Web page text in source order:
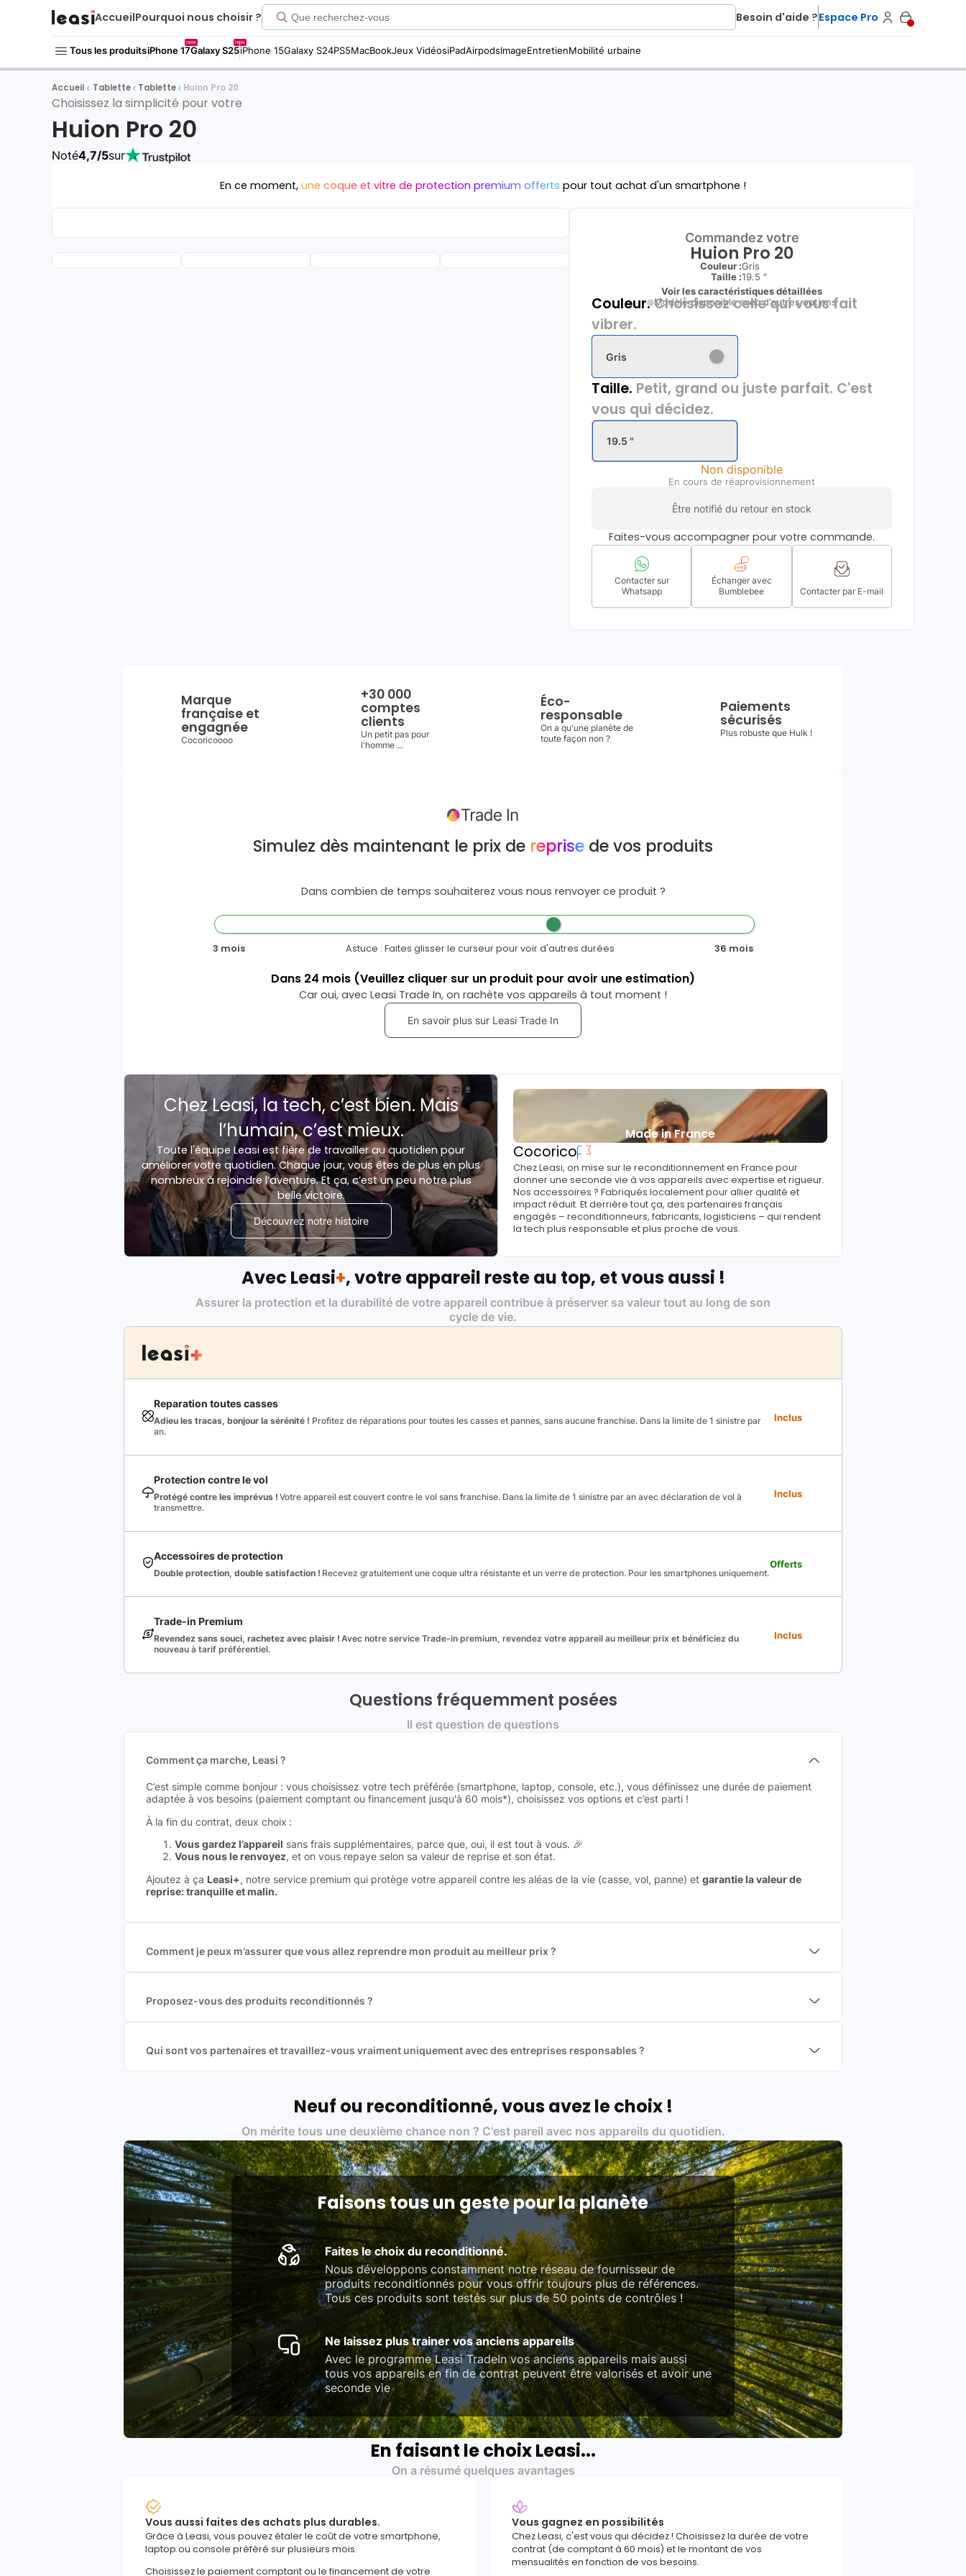
AccueilPourquoi nous choisir ? Besoin d'aide ?Espace Pro
Tous les produitsiPhone 17
new
Galaxy S25
new
iPhone 15Galaxy S24PS5MacBookJeux VidéosiPadAirpodsImageEntretienMobilité urbaine
Accueil Tablette Tablette Huion Pro 20
Choisissez la simplicité pour votre
Huion Pro 20
Noté4,7/5sur
En ce moment, une coque et vitre de protection premium offerts pour tout achat d'un smartphone !
Commandez votre
Huion Pro 20
Couleur :Gris
Taille :19.5 "
Voir les caractéristiques détaillées
Modèle disponible avec d'autres options
Couleur.Choisissez celle qui vous fait
vibrer.
Gris
Taille. Petit, grand ou juste parfait. C'est
vous qui décidez.
19.5 "
Non disponible
En cours de réaprovisionnement
Être notifié du retour en stock
Faites-vous accompagner pour votre commande.
Contacter sur
Whatsapp
Échanger avec
Bumblebee
Contacter par E-mail
Marque
française et
engagnée
Cocoricoooo
+30 000
comptes
clients
Un petit pas pour
l'homme ...
Éco-
responsable
On a qu'une planète de
toute façon non ?
Paiements
sécurisés
Plus robuste que Hulk !
Simulez dès maintenant le prix de reprise de vos produits
Dans combien de temps souhaiterez vous nous renvoyer ce produit ?
3 mois Astuce : Faites glisser le curseur pour voir d'autres durées 36 mois
Dans 24 mois (Veuillez cliquer sur un produit pour avoir une estimation)
Car oui, avec Leasi Trade In, on rachète vos appareils à tout moment !
En savoir plus sur Leasi Trade In
Chez Leasi, la tech, c’est bien. Mais
l’humain, c’est mieux.
Toute l'équipe Leasi est fière de travailler au quotidien pour
améliorer votre quotidien. Chaque jour, vous êtes de plus en plus
nombreux à rejoindre l’aventure. Et ça, c’est un peu notre plus
belle victoire.
Découvrez notre histoire
Made in France
Cocorico
Chez Leasi, on mise sur le reconditionnement en France pour
donner une seconde vie à vos appareils avec expertise et rigueur.
Nos accessoires ? Fabriqués localement pour allier qualité et
impact réduit. Et derrière tout ça, des partenaires français
engagés – reconditionneurs, fabricants, logisticiens – qui rendent
la tech plus responsable et plus proche de vous.
Avec Leasi+, votre appareil reste au top, et vous aussi !
Assurer la protection et la durabilité de votre appareil contribue à préserver sa valeur tout au long de son
cycle de vie.
Reparation toutes casses
Adieu les tracas, bonjour la sérénité ! Profitez de réparations pour toutes les casses et pannes, sans aucune franchise. Dans la limite de 1 sinistre par
an.
Inclus
Protection contre le vol
Protégé contre les imprévus ! Votre appareil est couvert contre le vol sans franchise. Dans la limite de 1 sinistre par an avec déclaration de vol à
transmettre.
Inclus
Accessoires de protection
Double protection, double satisfaction ! Recevez gratuitement une coque ultra résistante et un verre de protection. Pour les smartphones uniquement.
Offerts
Trade-in Premium
Revendez sans souci, rachetez avec plaisir ! Avec notre service Trade-in premium, revendez votre appareil au meilleur prix et bénéficiez du
nouveau à tarif préférentiel.
Inclus
Questions fréquemment posées
Il est question de questions
Comment ça marche, Leasi ?
C’est simple comme bonjour : vous choisissez votre tech préférée (smartphone, laptop, console, etc.), vous définissez une durée de paiement
adaptée à vos besoins (paiement comptant ou financement jusqu'à 60 mois*), choisissez vos options et c’est parti !
À la fin du contrat, deux choix :
Vous gardez l’appareil sans frais supplémentaires, parce que, oui, il est tout à vous. 🎉
Vous nous le renvoyez, et on vous repaye selon sa valeur de reprise et son état.
Ajoutez à ça Leasi+, notre service premium qui protège votre appareil contre les aléas de la vie (casse, vol, panne) et garantie la valeur de
reprise: tranquille et malin.
Comment je peux m’assurer que vous allez reprendre mon produit au meilleur prix ?
Proposez-vous des produits reconditionnés ?
Qui sont vos partenaires et travaillez-vous vraiment uniquement avec des entreprises responsables ?
Labels environnementaux & qualité de nos partenaires :
Produits testés et vérifiés selon des standards rigoureux (80 à 100 points de contrôle en fonction des produits)
Respect des normes RAEE, RoHS, et du référentiel QualiRepar (bonus réparation)
Neuf ou reconditionné, vous avez le choix !
On mérite tous une deuxième chance non ? C'est pareil avec nos appareils du quotidien.
Faisons tous un geste pour la planète
Faites le choix du reconditionné.
Nous développons constamment notre réseau de fournisseur de
produits reconditionnés pour vous offrir toujours plus de références.
Tous ces produits sont testés sur plus de 50 points de contrôles !
Ne laissez plus trainer vos anciens appareils
Avec le programme Leasi TradeIn vos anciens appareils mais aussi
tous vos appareils en fin de contrat peuvent être valorisés et avoir une
seconde vie
En faisant le choix Leasi...
On a résumé quelques avantages
Vous aussi faites des achats plus durables.
Grâce à Leasi, vous pouvez étaler le coût de votre smartphone,
laptop ou console préféré sur plusieurs mois.
Choisissez le paiement comptant ou le financement de votre
Vous gagnez en possibilités
Chez Leasi, c'est vous qui décidez ! Choisissez la durée de votre
contrat (de comptant à 60 mois) et le montant de vos
mensualités en fonction de vos besoins.